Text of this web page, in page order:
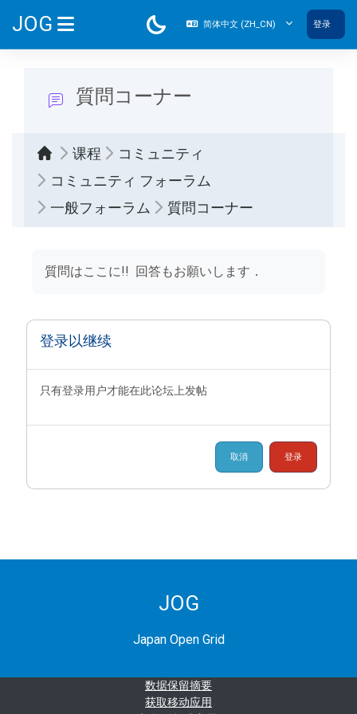
JOG 简体中文 ‎(ZH_CN)‎ 登录
質問コーナー
课程
コミュニティ
コミュニティ フォーラム
一般フォーラム
質問コーナー
質問はここに!! 回答もお願いします．
登录以继续
只有登录用户才能在此论坛上发帖
取消 登录
JOG
Japan Open Grid
‎数据保留摘要‎
获取移动应用